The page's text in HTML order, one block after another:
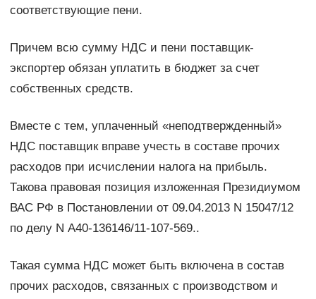
соответствующие пени.
Причем всю сумму НДС и пени поставщик-
экспортер обязан уплатить в бюджет за счет
собственных средств.
Вместе с тем, уплаченный «неподтвержденный»
НДС поставщик вправе учесть в составе прочих
расходов при исчислении налога на прибыль.
Такова правовая позиция изложенная Президиумом
ВАС РФ в Постановлении от 09.04.2013 N 15047/12
по делу N А40-136146/11-107-569..
Такая сумма НДС может быть включена в состав
прочих расходов, связанных с производством и